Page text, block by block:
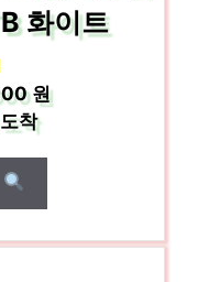
화이트
원
착